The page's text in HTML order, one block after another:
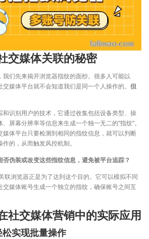
交媒体关联的秘密
们先来揭开浏览器指纹的面纱。很多人可能以
媒体平台就不会知道我们是同一个人操作的。 但
和识别用户的技术，它通过收集包括设备类型、操
屏幕分辨率等信息来生成一个独一无二的“指纹”。
媒体平台只要检测到相同的指纹信息，就可以判断
的，从而触发风控机制。
否伪装或改变这些指纹信息，避免被平台追踪？
联浏览器正是为了达到这个目的。它可以模拟不同
媒体账号生成一个独立的指纹，确保账号之间互
社交媒体营销中的实际应用
松实现批量操作